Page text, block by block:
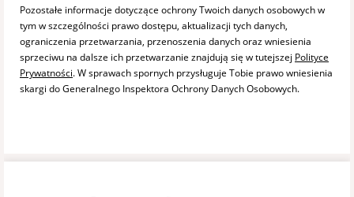
Pozostałe informacje dotyczące ochrony Twoich danych osobowych w
tym w szczególności prawo dostępu, aktualizacji tych danych,
ograniczenia przetwarzania, przenoszenia danych oraz wniesienia
sprzeciwu na dalsze ich przetwarzanie znajdują się w tutejszej Polityce
Prywatności. W sprawach spornych przysługuje Tobie prawo wniesienia
skargi do Generalnego Inspektora Ochrony Danych Osobowych.